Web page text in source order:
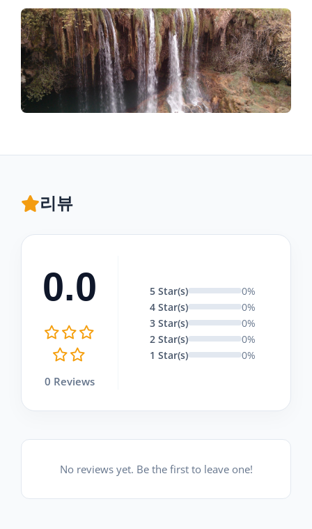
리뷰
0.0
0 Reviews
5 Star(s)
0%
4 Star(s)
0%
3 Star(s)
0%
2 Star(s)
0%
1 Star(s)
0%
No reviews yet. Be the first to leave one!